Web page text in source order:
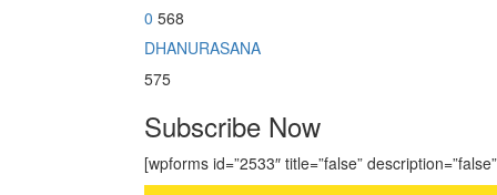
0 568
DHANURASANA
575
Subscribe Now
[wpforms id=”2533″ title=”false”